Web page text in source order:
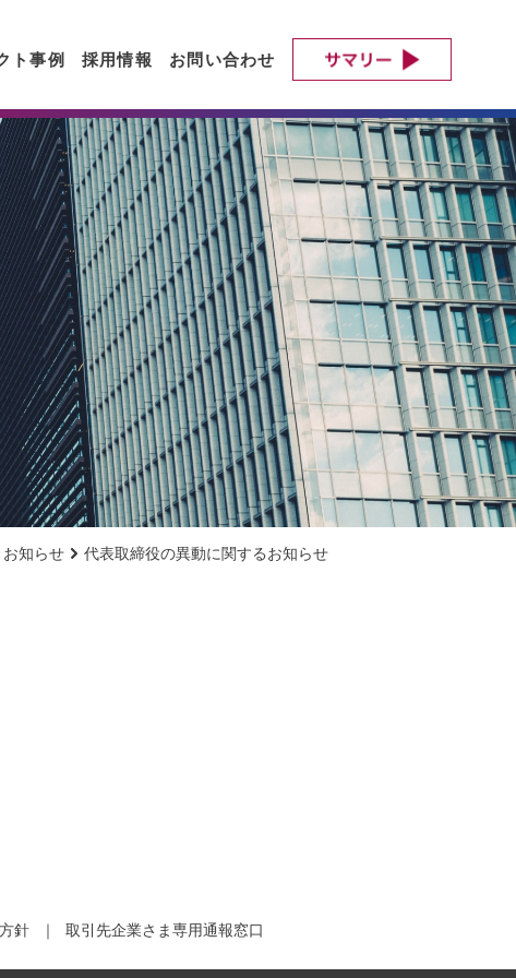
ト事例 採用情報 お問い合わせ
お知らせ 代表取締役の異動に関するお知らせ
針 取引先企業さま専用通報窓口